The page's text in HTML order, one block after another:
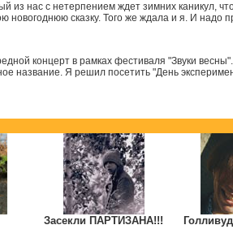
из нас с нетерпением ждет зимних каникул,
новогоднюю сказку. Того же ждала и я. И надо
концерт в рамках фестиваля "Звуки
название. Я решил посетить "День
Засекли ПАРТИЗАНА!!!